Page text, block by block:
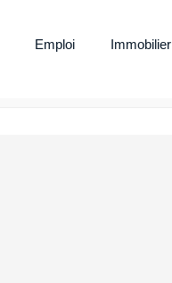
Emploi Immobilier